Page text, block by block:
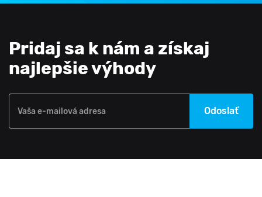
Pridaj sa k nám a získaj
najlepšie výhody
Vaša e-mailová adresa Odoslať